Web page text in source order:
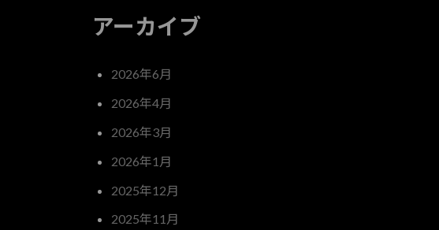
アーカイブ
2026年6月
2026年4月
2026年3月
2026年1月
2025年12月
2025年11月